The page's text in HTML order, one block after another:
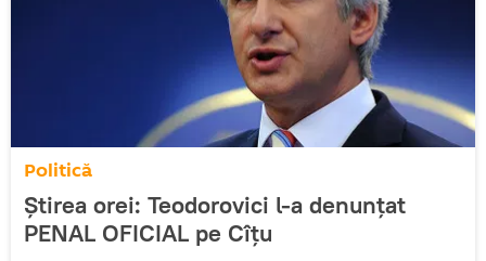
Politică
Știrea orei: Teodorovici l-a denunțat
PENAL OFICIAL pe Cîțu